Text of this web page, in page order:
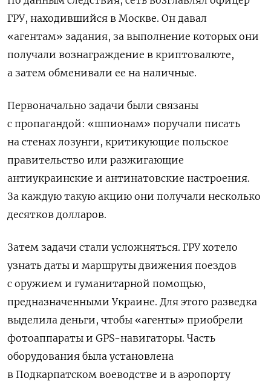
ГРУ, находившийся в Москве. Он давал
«агентам» задания, за выполнение которых они
получали вознаграждение в криптовалюте,
а затем обменивали ее на наличные.
Первоначально задачи были связаны
с пропагандой: «шпионам» поручали писать
на стенах лозунги, критикующие польское
правительство или разжигающие
антиукраинские и антинатовские настроения.
За каждую такую акцию они получали несколько
десятков долларов.
Затем задачи стали усложняться. ГРУ хотело
узнать даты и маршруты движения поездов
с оружием и гуманитарной помощью,
предназначенными Украине. Для этого разведка
выделила деньги, чтобы «агенты» приобрели
фотоаппараты и GPS-навигаторы. Часть
оборудования была установлена
в Подкарпатском воеводстве и в аэропорту